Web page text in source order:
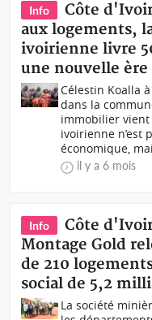
Info
Côte
aux logements,
ivoirienne livre
une nouvelle
Célestin Koalla
dans la
immobilier
ivoirienne n’est
économique,
il y a 6 mois
Info
Côte
Montage Gold
de 210
social de 5,2
La société